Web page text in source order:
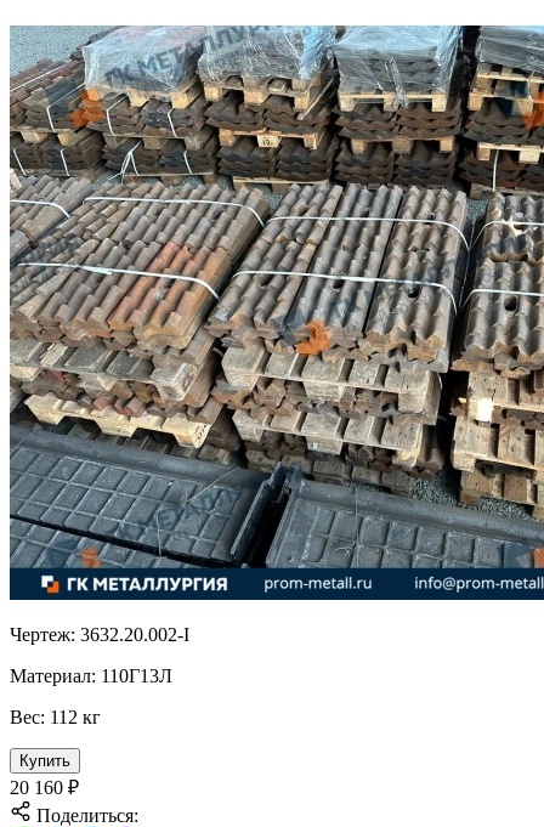
Чертеж: 3632.20.002-I
Материал: 110Г13Л
Вес: 112 кг
Купить
20 160 ₽
Поделиться: